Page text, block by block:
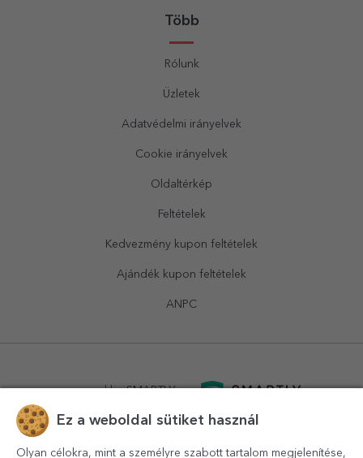
Több
Rólunk
Üzletek
Adatvédelmi irányelvek
Cookie irányelvek
Oldaltérkép
Feltételek
Kedvezmény kupon feltételek
Ajándék kupon feltételek
ANPC
powered bySMARTLY.ro
Ez a weboldal sütiket használ
Olyan célokra, mint a személyre szabott tartalom megjelenítése,